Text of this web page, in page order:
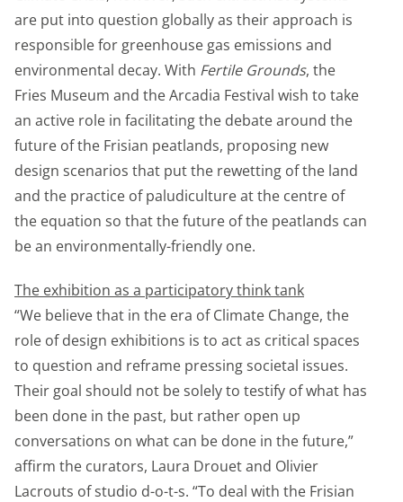
are put into question globally as their approach is
responsible for greenhouse gas emissions and
environmental decay. With Fertile Grounds, the
Fries Museum and the Arcadia Festival wish to take
an active role in facilitating the debate around the
future of the Frisian peatlands, proposing new
design scenarios that put the rewetting of the land
and the practice of paludiculture at the centre of
the equation so that the future of the peatlands can
be an environmentally-friendly one.
The exhibition as a participatory think tank
“We believe that in the era of Climate Change, the
role of design exhibitions is to act as critical spaces
to question and reframe pressing societal issues.
Their goal should not be solely to testify of what has
been done in the past, but rather open up
conversations on what can be done in the future,”
affirm the curators, Laura Drouet and Olivier
Lacrouts of studio d-o-t-s. “To deal with the Frisian